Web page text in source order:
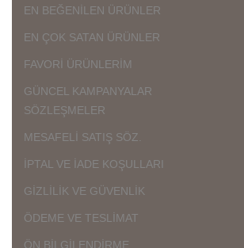
EN BEĞENİLEN ÜRÜNLER
EN ÇOK SATAN ÜRÜNLER
FAVORİ ÜRÜNLERİM
GÜNCEL KAMPANYALAR
SÖZLEŞMELER
MESAFELİ SATIŞ SÖZ.
İPTAL VE İADE KOŞULLARI
GİZLİLİK VE GÜVENLİK
ÖDEME VE TESLİMAT
ÖN BİLGİLENDİRME